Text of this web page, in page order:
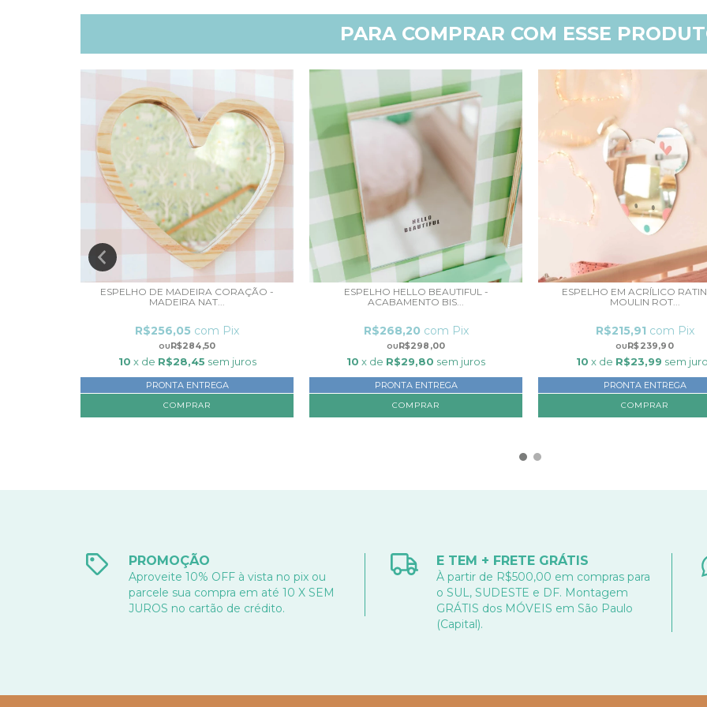
PARA COMPRAR COM ESSE
ESPELHO DE MADEIRA CORAÇÃO -
MADEIRA NAT...
R$284,50
R$256,05 com Pix
10 x de R$28,45 sem juros
PRONTA ENTREGA
ESPELHO HELLO BEAUTIFUL -
ACABAMENTO BIS...
R$298,00
R$268,20 com Pix
10 x de R$29,80 sem juros
PRONTA ENTREGA
ESPELHO EM ACRÍLICO
MOULIN ROT...
R$239,90
R$215,91 com Pix
10 x de R$23,99 sem
PRONTA ENTREGA
PROMOÇÃO
Aproveite 10% OFF à vista no pix ou
parcele sua compra em até 10 X SEM
JUROS no cartão de crédito.
E TEM + FRETE GRÁTIS
À partir de R$500,00 em compras para
o SUL, SUDESTE e DF. Montagem
GRÁTIS dos MÓVEIS em São Paulo
(Capital).